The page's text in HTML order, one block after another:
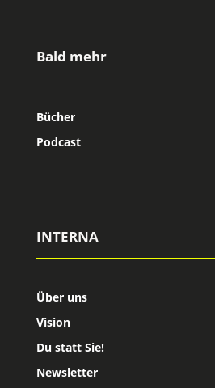
Bald mehr
Bücher
Podcast
INTERNA
Über uns
Vision
Du statt Sie!
Newsletter